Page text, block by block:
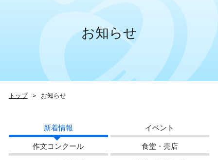
お知らせ
トップ > お知らせ
新着情報 イベント
作文コンクール 食堂・売店